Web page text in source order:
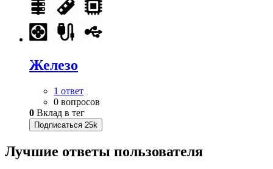
Железо
1 ответ
0 вопросов
0 Вклад в тег
Подписаться 25k
Лучшие ответы пользователя